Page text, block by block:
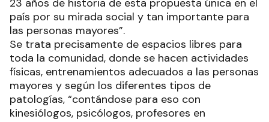
23 años de historia de esta propuesta única en el
país por su mirada social y tan importante para
las personas mayores”.
Se trata precisamente de espacios libres para
toda la comunidad, donde se hacen actividades
físicas, entrenamientos adecuados a las personas
mayores y según los diferentes tipos de
patologías, “contándose para eso con
kinesiólogos, psicólogos, profesores en